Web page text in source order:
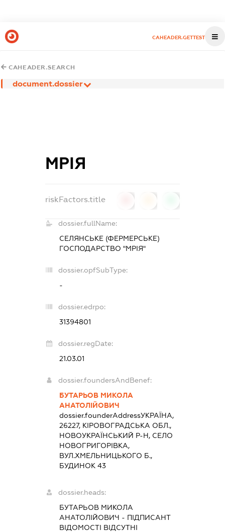
CAHEADER.GETTEST
CAHEADER.SEARCH
document.dossier
МРІЯ
riskFactors.title
dossier.fullName:
СЕЛЯНСЬКЕ (ФЕРМЕРСЬКЕ)
ГОСПОДАРСТВО "МРІЯ"
dossier.opfSubType:
-
dossier.edrpo:
31394801
dossier.regDate:
21.03.01
dossier.foundersAndBenef:
БУТАРЬОВ МИКОЛА
АНАТОЛІЙОВИЧ
dossier.founderAddressУКРАЇНА,
26227, КІРОВОГРАДСЬКА ОБЛ.,
НОВОУКРАЇНСЬКИЙ Р-Н, СЕЛО
НОВОГРИГОРІВКА,
ВУЛ.ХМЕЛЬНИЦЬКОГО Б.,
БУДИНОК 43
dossier.heads:
БУТАРЬОВ МИКОЛА
АНАТОЛІЙОВИЧ - ПІДПИСАНТ
ВІДОМОСТІ ВІДСУТНІ